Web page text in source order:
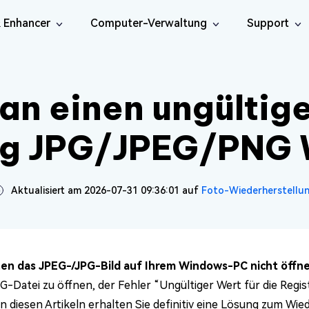
Android-Daten wiederherstellen
Daten
Video-Reparatur Foto-Reparatur
Dokument-
Reparatur
Audio-Reparatur
Video-Enhancer Foto-Enhancer
Computer-Verwaltung
File Deleter
KI
Dateien finden und
Cleamio
NEU
reinigen und
DLL-Fixer
DLL-Fehler unter Windows
Email Repair
Beschädigte PST/OST-Dateien
Support
& Lösungen
einen
JPG/JPEG/PNG
Aktualisiert am 2026-07-31 09:36:01 auf Foto-
das JPEG-/JPG-Bild auf Ihrem Windows-PC nicht
Datei zu öffnen, der Fehler “Ungültiger Wert für die
diesen Artikeln erhalten Sie definitiv eine Lösung zum